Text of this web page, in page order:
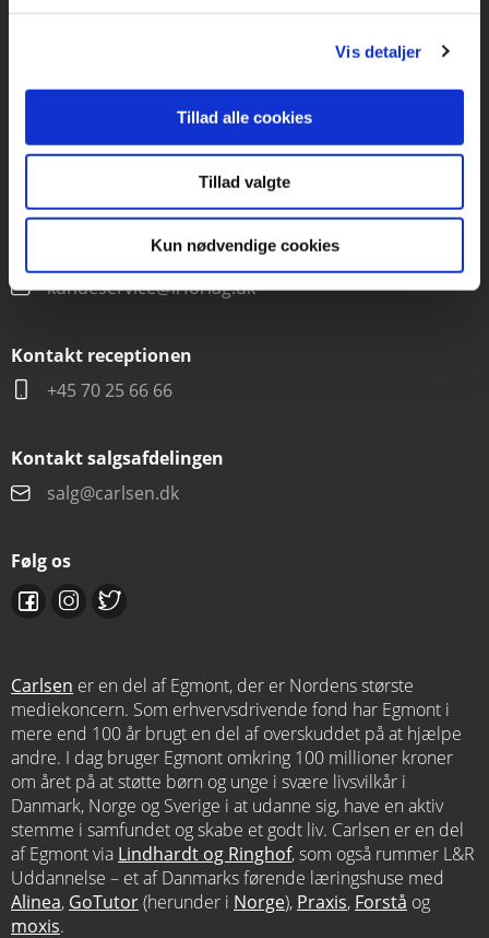
Vis detaljer
Tillad alle cookies
Tillad valgte
Kun nødvendige cookies
Vognmagergade 11
CVR 76351910
Kontakt kundeservice
+45 70 22 66 69
kundeservice@lrforlag.dk
Kontakt receptionen
+45 70 25 66 66
Kontakt salgsafdelingen
salg@carlsen.dk
Følg os
Carlsen er en del af Egmont, der er Nordens største
mediekoncern. Som erhvervsdrivende fond har Egmont i
mere end 100 år brugt en del af overskuddet på at hjælpe
andre. I dag bruger Egmont omkring 100 millioner kroner
om året på at støtte børn og unge i svære livsvilkår i
Danmark, Norge og Sverige i at udanne sig, have en aktiv
stemme i samfundet og skabe et godt liv. Carlsen er en del
af Egmont via Lindhardt og Ringhof, som også rummer L&R
Uddannelse – et af Danmarks førende læringshuse med
Alinea, GoTutor(herunder i Norge), Praxis, Forstå og
moxis.